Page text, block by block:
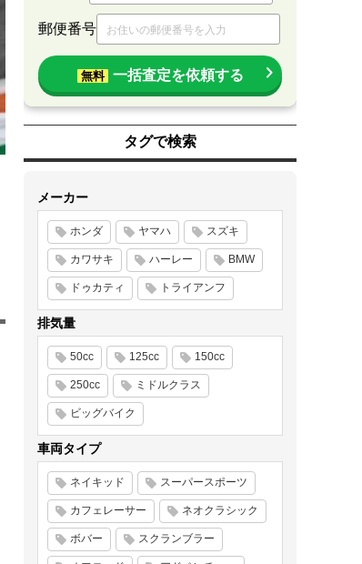
郵便番号
無料 一括査定を依頼する
タグで検索
メーカー
ホンダ ヤマハ スズキ
カワサキ ハーレー BMW
ドゥカティ トライアンフ
排気量
50cc 125cc 150cc
250cc ミドルクラス
ビッグバイク
車両タイプ
ネイキッド スーパースポーツ
カフェレーサー ネオクラシック
ボバー スクランブラー